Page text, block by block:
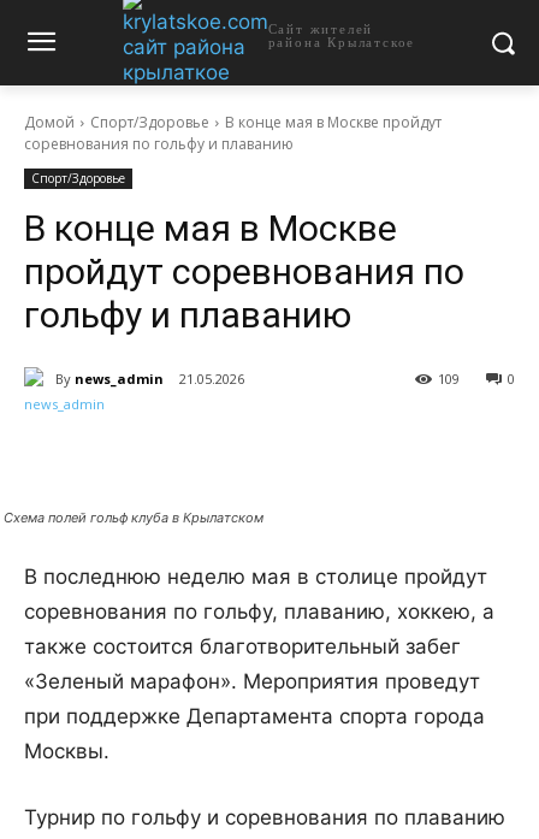
Сайт жителей
района Крылатское
Домой Спорт/Здоровье
В конце мая в Москве пройдут
соревнования по гольфу и плаванию
Спорт/Здоровье
В конце мая в Москве
пройдут соревнования по
гольфу и плаванию
By news_admin 21.05.2026 0
109
Схема полей гольф клуба в Крылатском
В последнюю неделю мая в столице пройдут
соревнования по гольфу, плаванию, хоккею, а
также состоится благотворительный забег
«Зеленый марафон». Мероприятия проведут
при поддержке Департамента спорта города
Москвы.
Турнир по гольфу и соревнования по плаванию